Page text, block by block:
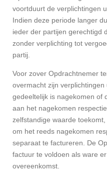
voortduurt de verplichtingen
Indien deze periode langer
ieder der partijen gerechtigd
zonder verplichting tot
partij.
Voor zover Opdrachtnemer
overmacht zijn
gedeeltelijk is nagekomen of
aan het nagekomen
zelfstandige waarde
om het reeds nagekomen
separaat te factureren. De
factuur te voldoen als ware
overeenkomst.